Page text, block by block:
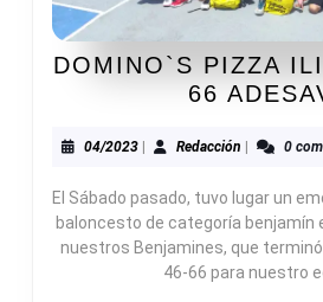
DOMINO`S PIZZA
66
04/202304/2023RedacciónRedacción
0
El Sábado pasado, tuvo lugar un
baloncesto de categoría benjamín
nuestros Benjamines, que
46-66 para nuestro